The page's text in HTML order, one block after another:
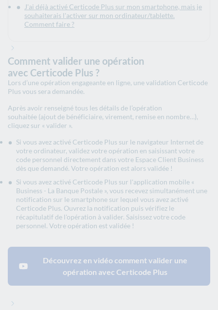
J'ai déjà activé Certicode Plus sur mon smartphone, mais je
souhaiterais l'activer sur mon ordinateur/tablette.
Comment faire ?
Comment valider une opération
avec Certicode Plus ?
Lors d’une opération engageante en ligne, une validation Certicode
Plus vous sera demandée.
Après avoir renseigné tous les détails de l’opération
souhaitée (ajout de bénéficiaire, virement, remise en nombre…),
cliquez sur « valider ».
Si vous avez activé Certicode Plus sur le navigateur Internet de
votre ordinateur, validez votre opération en saisissant votre
code personnel directement dans votre Espace Client Business
dès que demandé. Votre opération est alors validée !
Si vous avez activé Certicode Plus sur l'application mobile «
Business - La Banque Postale », vous recevez simultanément une
notification sur le smartphone sur lequel vous avez activé
Certicode Plus. Ouvrez la notification puis vérifiez le
récapitulatif de l'opération à valider. Saisissez votre code
personnel. Votre opération est validée !
Découvrez en vidéo comment valider une
opération avec Certicode Plus